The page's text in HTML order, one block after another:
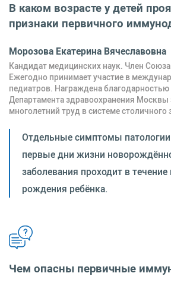
В каком возрасте у детей
признаки первичного
Морозова Екатерина Вячеславовна
Кандидат медицинских наук. Член
Ежегодно принимает участие в
педиатров. Награждена
Департамента здравоохранения Москвы
многолетний труд в системе столичного
Отдельные симптомы
первые дни жизни
заболевания проходит в течение
рождения ребёнка.
Чем опасны первичные